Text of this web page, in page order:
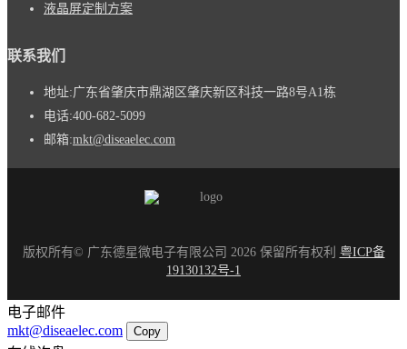
液晶屏定制方案
联系我们
地址:广东省肇庆市鼎湖区肇庆新区科技一路8号A1栋
电话:400-682-5099
邮箱:mkt@diseaelec.com
版权所有© 广东德星微电子有限公司 2026 保留所有权利 粤ICP备
19130132号-1
电子邮件
mkt@diseaelec.com
Copy